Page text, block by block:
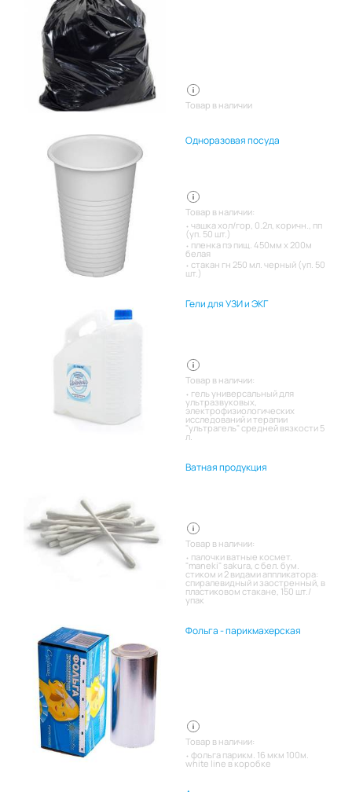
Товар в наличии
Одноразовая посуда
Товар в наличии:
чашка хол/гор, 0.2л, коричн., пп
(уп. 50 шт.)
пленка пэ пищ. 450мм х 200м
белая
стакан гн 250 мл. черный (уп. 50
шт.)
Гели для УЗИ и ЭКГ
Товар в наличии:
гель универсальный для
ультразвуковых,
электрофизиологических
исследований и терапии
"ультрагель" средней вязкости 5
л.
Ватная продукция
Товар в наличии:
палочки ватные космет.
"maneki" sakura, с бел. бум.
стиком и 2 видами аппликатора:
спиралевидный и заостренный, в
пластиковом стакане, 150 шт./
упак
Фольга - парикмахерская
Товар в наличии:
фольга парикм. 16 мкм 100м.
white line в коробке